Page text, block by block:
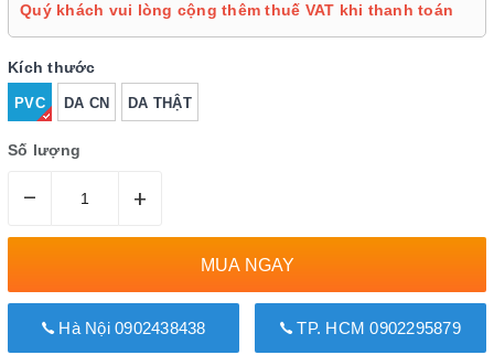
Quý khách vui lòng cộng thêm thuế VAT khi thanh toán
Kích thước
PVC DA CN DA THẬT
Số lượng
– +
MUA NGAY
Hà Nội 0902438438 TP. HCM 0902295879